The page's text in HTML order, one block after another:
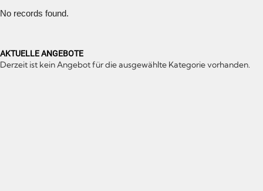
No records found.
AKTUELLE ANGEBOTE
Derzeit ist kein Angebot für die ausgewählte Kategorie vorhanden.